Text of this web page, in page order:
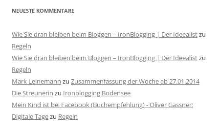
NEUESTE KOMMENTARE
Wie Sie dran bleiben beim Bloggen – IronBlogging | Der Ideealistzu
Regeln
Wie Sie dran bleiben beim Bloggen – IronBlogging | Der Ideealistzu
Regeln
Mark Leinemann zu Zusammenfassung der Woche ab 27.01.2014
Die Streunerin zu Ironblogging Bodensee
Mein Kind ist bei Facebook (Buchempfehlung) - Oliver Gassner:
Digitale Tagezu Regeln